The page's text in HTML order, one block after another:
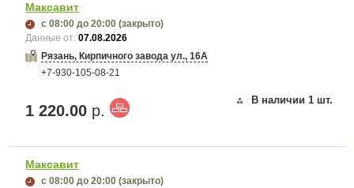
Максавит
с 08:00 до 20:00 (закрыто)
Данные от:07.08.2026
Рязань, Кирпичного завода ул., 16А
+7-930-105-08-21
1 220.00 р.
В наличии 1 шт.
Максавит
с 08:00 до 20:00 (закрыто)